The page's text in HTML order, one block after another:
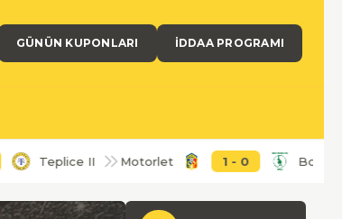
GÜNÜN KUPONLARI İDDAA PROGRAMI
Teplice II Motorlet -0 Bohemians II